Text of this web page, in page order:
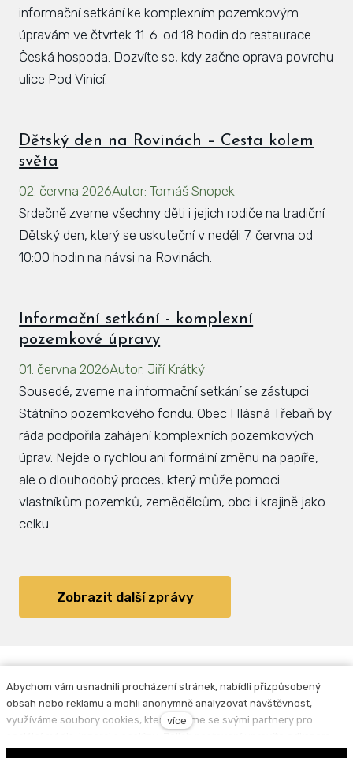
informační setkání ke komplexním pozemkovým
úpravám ve čtvrtek 11. 6. od 18 hodin do restaurace
Česká hospoda. Dozvíte se, kdy začne oprava povrchu
ulice Pod Vinicí.
Dětský den na Rovinách – Cesta kolem
světa
02. června 2026Autor: Tomáš Snopek
Srdečně zveme všechny děti i jejich rodiče na tradiční
Dětský den, který se uskuteční v neděli 7. června od
10:00 hodin na návsi na Rovinách.
Informační setkání - komplexní
pozemkové úpravy
01. června 2026Autor: Jiří Krátký
Sousedé, zveme na informační setkání se zástupci
Státního pozemkového fondu. Obec Hlásná Třebaň by
ráda podpořila zahájení komplexních pozemkových
úprav. Nejde o rychlou ani formální změnu na papíře,
ale o dlouhodobý proces, který může pomoci
vlastníkům pozemků, zemědělcům, obci i krajině jako
celku.
Zobrazit další zprávy
Facebook Instagram
Povinně zveřejňované informace|Zpracování
Abychom vám usnadnili procházení stránek, nabídli přizpůsobený
obsah nebo reklamu a mohli anonymně analyzovat návštěvnost,
využíváme soubory cookies, které sdílíme se svými partnery pro
více